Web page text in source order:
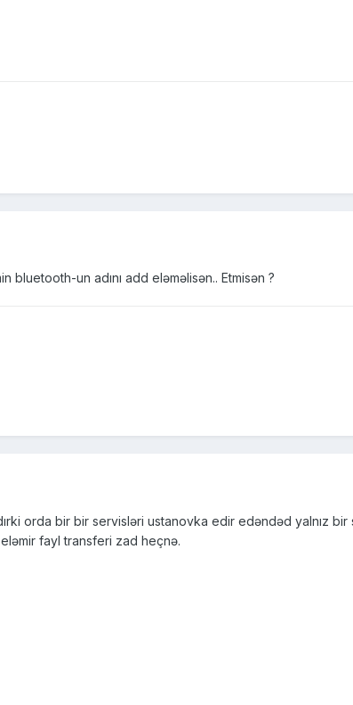
un adını add eləməlisən.. Etmisən ?
orda bir bir servisləri ustanovka edir edəndəd yalnız
fayl transferi zad heçnə.